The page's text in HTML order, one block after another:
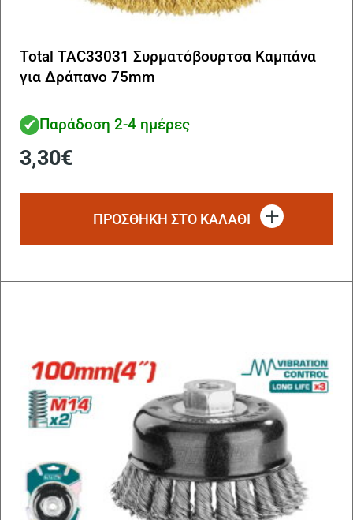
Total TAC33031 Συρματόβουρτσα Καμπάνα
για Δράπανο 75mm
Παράδοση 2-4 ημέρες
3,30€
ΠΡΟΣΘΗΚΗ ΣΤΟ ΚΑΛΑΘΙ